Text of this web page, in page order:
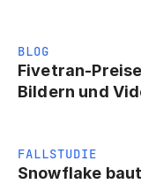
BLOG
Fivetran-
Bildern und
FALLSTUDIE
Snowflake